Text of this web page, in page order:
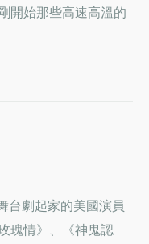
開始那些高速高溫的
台劇起家的美國演員
瑰情》、《神鬼認